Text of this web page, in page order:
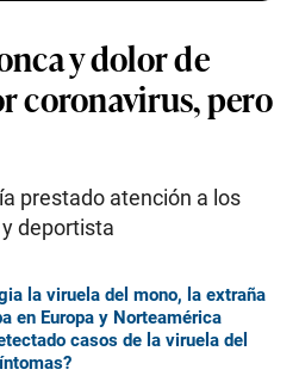
y dolor de
coronavirus, pero
prestado atención a los
deportista
la viruela del mono, la extraña
en Europa y Norteamérica
casos de la viruela del